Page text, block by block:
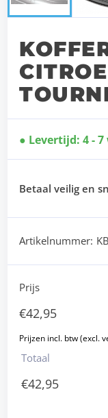
Levertijd: 4 -
Betaal veilig en
Artikelnummer:
Prijs
€42,95
Totaal
€42,95